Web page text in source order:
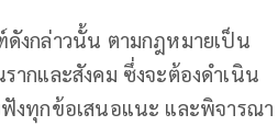
งกล่าวนั้น ตามกฎหมายเป็น
ากและสังคม ซึ่งจะต้องดำเนิน
งทุกข้อเสนอแนะ และพิจารณา